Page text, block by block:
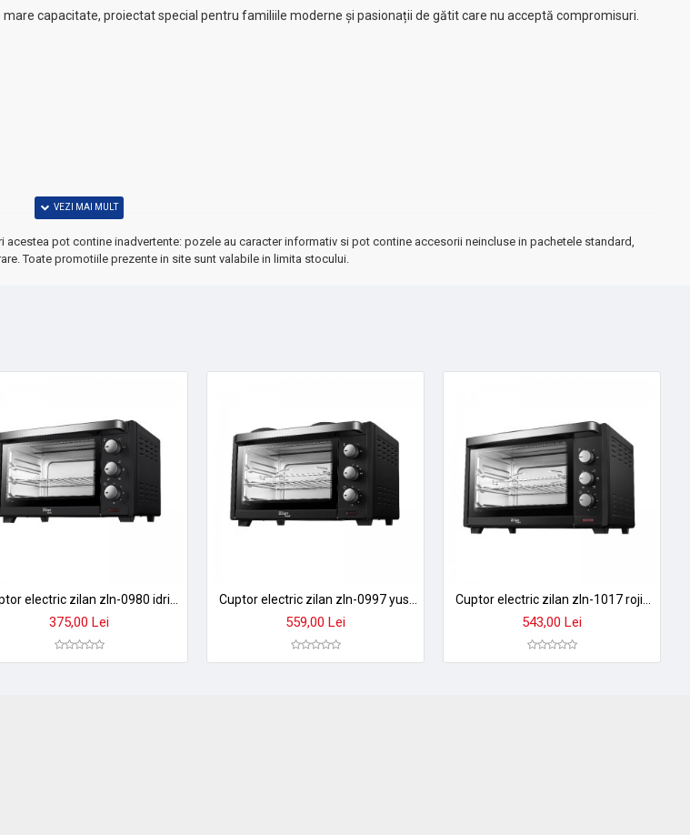
capacitate, proiectat special pentru familiile moderne și pasionații de gătit care nu acceptă compromisuri.
altele!
pot contine inadvertente: pozele au caracter informativ si pot contine accesorii neincluse in pachetele standard,
Toate promotiile prezente in site sunt valabile in limita stocului.
Cuptor electric zilan zln-0980 idris - 19l, 1380w, temperatura reglabila 100-230°c, timer 60min
375,00 Lei
Cuptor electric zilan zln-0997 yusuf - 1600w, 28l, temperatura reglabila 100-230°c, timer 60 min, functie ventilatie
559,00 Lei
Cuptor electric zilan zln-1017 rojin - 35l, 1600w, convectie, retete pre-programate, negru
543,00 Lei